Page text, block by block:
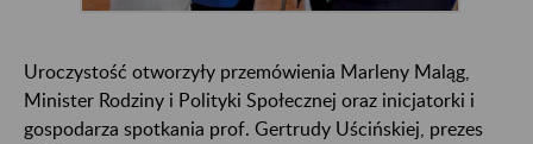
Uroczystość otworzyły przemówienia Marleny Maląg,
Minister Rodziny i Polityki Społecznej oraz inicjatorki i
gospodarza spotkania prof. Gertrudy Uścińskiej, prezes